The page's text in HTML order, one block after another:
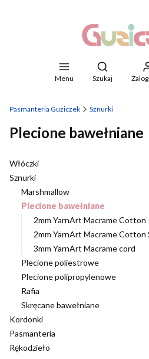
Menu
Otwórz
Szukaj
Pasmanteria Guziczek Sznurki
Plecione bawełniane
Włóczki
Sznurki
Marshmallow
Plecione bawełniane
2mm YarnArt Macrame Cotton
2mm YarnArt Macrame Cotton
3mm YarnArt Macrame cord
Plecione poliestrowe
Plecione polipropylenowe
Rafia
Skręcane bawełniane
Kordonki
Pasmanteria
Rękodzieło